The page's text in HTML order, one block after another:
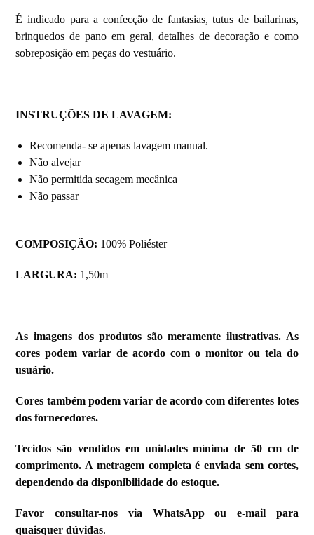
É indicado para a confecção de fantasias, tutus de bailarinas,
brinquedos de pano em geral, detalhes de decoração e como
sobreposição em peças do vestuário.
INSTRUÇÕES DE LAVAGEM:
Recomenda- se apenas lavagem manual.
Não alvejar
Não permitida secagem mecânica
Não passar
COMPOSIÇÃO: 100% Poliéster
LARGURA: 1,50m
As imagens dos produtos são meramente ilustrativas. As
cores podem variar de acordo com o monitor ou tela do
usuário.
Cores também podem variar de acordo com diferentes lotes
dos fornecedores.
Tecidos são vendidos em unidades mínima de 50 cm de
comprimento. A metragem completa é enviada sem cortes,
dependendo da disponibilidade do estoque.
Favor consultar-nos via WhatsApp ou e-mail para
quaisquer dúvidas.